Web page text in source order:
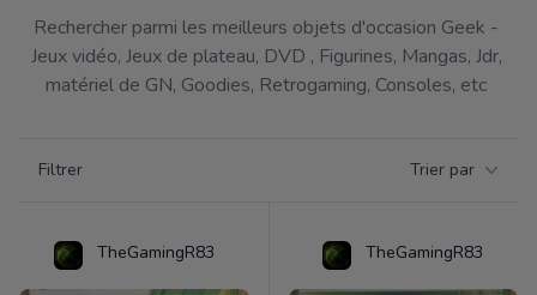
Rechercher parmi les meilleurs objets d'occasion Geek -
Jeux vidéo, Jeux de plateau, DVD , Figurines, Mangas, Jdr,
matériel de GN, Goodies, Retrogaming, Consoles, etc
Filtrer Trier par
TheGamingR83 TheGamingR83